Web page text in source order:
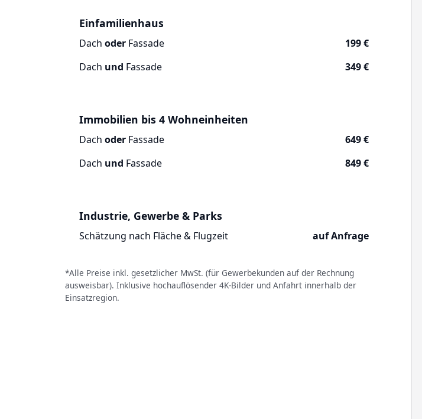
Einfamilienhaus
Dach oder Fassade
199 €
Dach und Fassade 349 €
Immobilien bis 4 Wohneinheiten
Dach oder Fassade
649 €
Dach und Fassade 849 €
Industrie, Gewerbe & Parks
Schätzung nach Fläche & Flugzeit auf Anfrage
*Alle Preise inkl. gesetzlicher MwSt. (für Gewerbekunden auf der Rechnung
ausweisbar). Inklusive hochauflösender 4K-Bilder und Anfahrt innerhalb der
Einsatzregion.